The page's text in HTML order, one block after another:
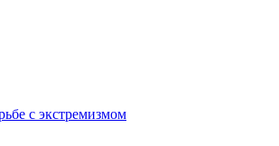
с экстремизмом